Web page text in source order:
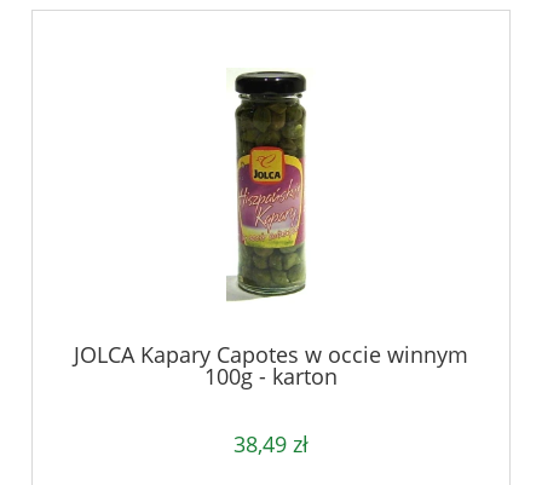
JOLCA Kapary Capotes w occie winnym
100g - karton
38,49 zł